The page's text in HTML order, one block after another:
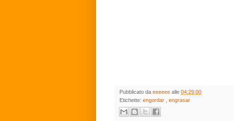
Pubblicato da eeeeee alle 04:29:00
Etichette: engordar engrasar